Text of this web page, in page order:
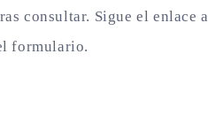
consultar. Sigue el enlace a
formulario.